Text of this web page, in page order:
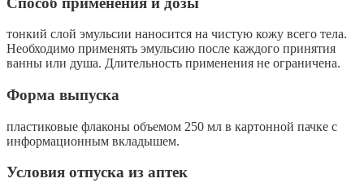
тонкий слой эмульсии наносится на чистую кожу всего тела.
Необходимо применять эмульсию после каждого принятия
ванны или душа. Длительность применения не ограничена.
Форма выпуска
пластиковые флаконы объемом 250 мл в картонной пачке с
информационным вкладышем.
Условия отпуска из аптек